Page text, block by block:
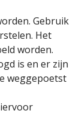
Gebruik
Het
worden.
is en er zijn
weggepoetst